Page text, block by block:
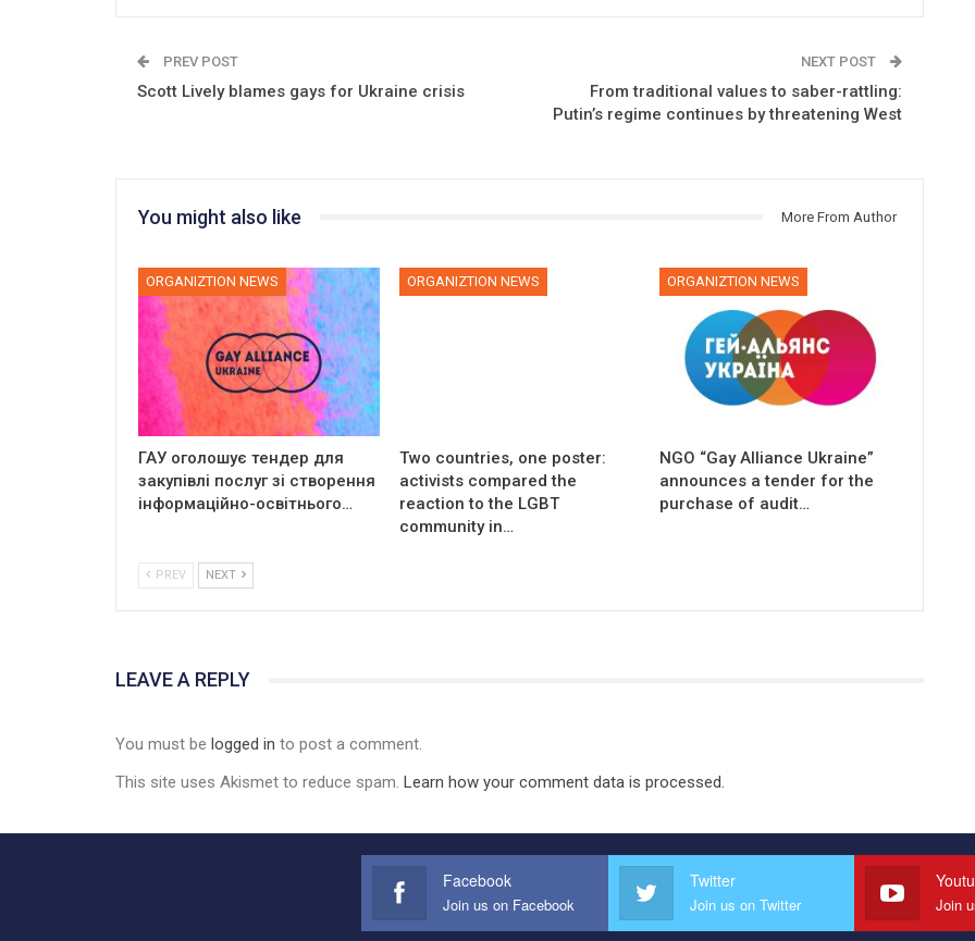
PREV POST
​Scott Lively blames gays for Ukraine crisis
NEXT POST
From traditional values to saber-rattling:
Putin’s regime continues by threatening West
You might also like More From Author
ORGANIZTION NEWS
ГАУ оголошує тендер для
закупівлі послуг зі створення
інформаційно-освітнього…
ORGANIZTION NEWS
Two countries, one poster:
activists compared the
reaction to the LGBT
community in…
ORGANIZTION NEWS
NGO “Gay Alliance Ukraine”
announces a tender for the
purchase of audit…
PREV NEXT
LEAVE A REPLY
You must be logged in to post a comment.
This site uses Akismet to reduce spam. Learn how your comment data is processed.
Facebook
Join us on Facebook
Twitter
Join us on Twitter Join